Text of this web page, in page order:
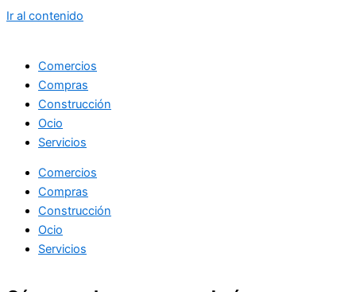
Ir al contenido
Comercios
Compras
Construcción
Ocio
Servicios
Comercios
Compras
Construcción
Ocio
Servicios